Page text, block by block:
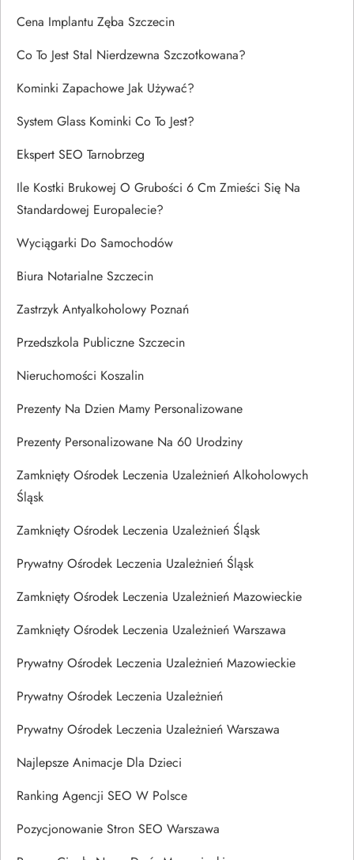
Cena Implantu Zęba Szczecin
Co To Jest Stal Nierdzewna Szczotkowana?
Kominki Zapachowe Jak Używać?
System Glass Kominki Co To Jest?
Ekspert SEO Tarnobrzeg
Ile Kostki Brukowej O Grubości 6 Cm Zmieści Się Na
Standardowej Europalecie?
Wyciągarki Do Samochodów
Biura Notarialne Szczecin
Zastrzyk Antyalkoholowy Poznań
Przedszkola Publiczne Szczecin
Nieruchomości Koszalin
Prezenty Na Dzien Mamy Personalizowane
Prezenty Personalizowane Na 60 Urodziny
Zamknięty Ośrodek Leczenia Uzależnień Alkoholowych
Śląsk
Zamknięty Ośrodek Leczenia Uzależnień Śląsk
Prywatny Ośrodek Leczenia Uzależnień Śląsk
Zamknięty Ośrodek Leczenia Uzależnień Mazowieckie
Zamknięty Ośrodek Leczenia Uzależnień Warszawa
Prywatny Ośrodek Leczenia Uzależnień Mazowieckie
Prywatny Ośrodek Leczenia Uzależnień
Prywatny Ośrodek Leczenia Uzależnień Warszawa
Najlepsze Animacje Dla Dzieci
Ranking Agencji SEO W Polsce
Pozycjonowanie Stron SEO Warszawa